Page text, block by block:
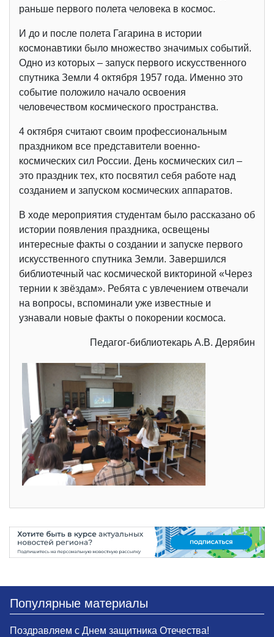
раньше первого полета человека в космос.
И до и после полета Гагарина в истории
космонавтики было множество значимых событий.
Одно из которых – запуск первого искусственного
спутника Земли 4 октября 1957 года. Именно это
событие положило начало освоения
человечеством космического пространства.
4 октября считают своим профессиональным
праздником все представители военно-
космических сил России. День космических сил –
это праздник тех, кто посвятил себя работе над
созданием и запуском космических аппаратов.
В ходе мероприятия студентам было рассказано об
истории появления праздника, освещены
интересные факты о создании и запуске первого
искусственного спутника Земли. Завершился
библиотечный час космической викториной «Через
тернии к звёздам». Ребята с увлечением отвечали
на вопросы, вспоминали уже известные и
узнавали новые факты о покорении космоса.
Педагог-библиотекарь А.В. Дерябин
Популярные материалы
Поздравляем с Днем защитника Отечества!